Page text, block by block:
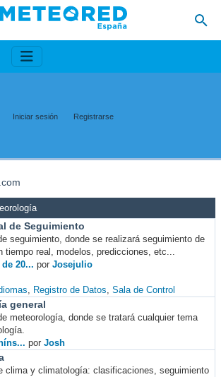
Iniciar sesión Registrarse
de Seguimiento
seguimiento, donde se realizará seguimiento de
tiempo real, modelos, predicciones, etc...
20... por Josejulio
Registro de Datos Sala de Control
general
meteorología, donde se tratará cualquier tema
por Josh
clima y climatología: clasificaciones, seguimiento